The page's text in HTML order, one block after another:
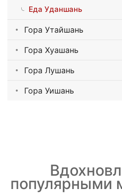
Еда Уданшань
Гора Утайшань
Гора Хуашань
Гора Лушань
Гора Уишань
популярными